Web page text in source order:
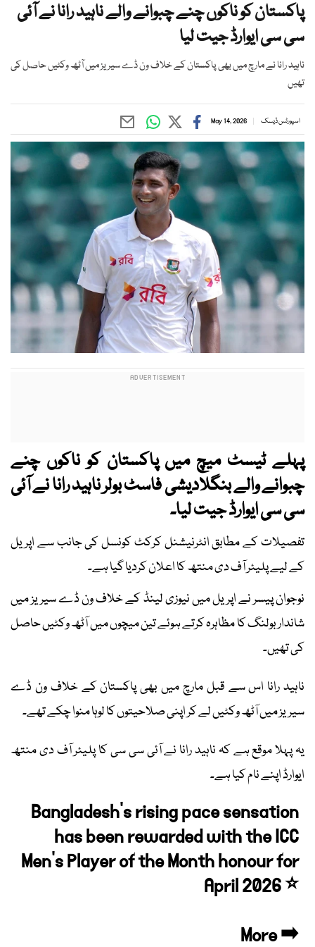
پاکستان کو ناکوں چنے چبوانے والے ناہید رانا نے آئی
سی سی ایوارڈ جیت لیا
ناہید رانا نے مارچ میں بھی پاکستان کے خلاف ون ڈے سیریز میں آٹھ وکٹیں حاصل کی
تھیں
اسپورٹس ڈیسک May 14, 2026
پہلے ٹیسٹ میچ میں پاکستان کو ناکوں چنے
چبوانے والے بنگلادیشی فاسٹ بولر ناہید رانا نے آئی
سی سی ایوارڈ جیت لیا۔
تفصیلات کے مطابق انٹرنیشنل کرکٹ کونسل کی جانب سے اپریل
کے لیے پلیئر آف دی منتھ کا اعلان کردیا گیا ہے۔
نوجوان پیسر نے اپریل میں نیوزی لینڈ کے خلاف ون ڈے سیریز میں
شاندار بولنگ کا مظاہرہ کرتے ہوئے تین میچوں میں آٹھ وکٹیں حاصل
کی تھیں۔
ناہید رانا اس سے قبل مارچ میں بھی پاکستان کے خلاف ون ڈے
سیریز میں آٹھ وکٹیں لے کر اپنی صلاحیتوں کا لوہا منوا چکے تھے۔
یہ پہلا موقع ہے کہ ناہید رانا نے آئی سی سی کا پلیئر آف دی منتھ
ایوارڈ اپنے نام کیا ہے۔
Bangladesh's rising pace sensation
has been rewarded with the ICC
Men’s Player of the Month honour for
April 2026 ⭐
More ➡️